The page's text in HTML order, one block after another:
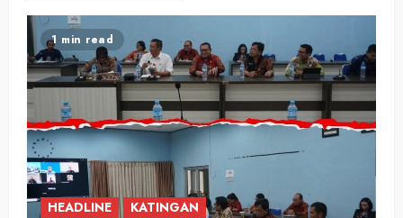
1 min read
HEADLINE KATINGAN